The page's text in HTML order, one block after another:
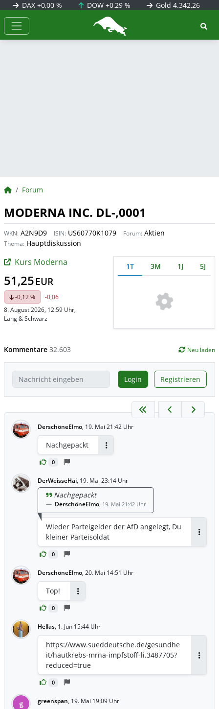
DAX +0,00 % DOW+0,29 % Gold 4.342,26
BörsenNEWS.de
BörsenNEWS.de
Forum
MODERNA INC. DL-,0001
WKN: A2N9D9 ISIN: US60770K1079 Forum: Aktien
Thema: Hauptdiskussion
Kurs Moderna
51,25EUR
-0,12 %
-0,06
8. August 2026, 12:59 Uhr,
Lang & Schwarz
1T 3M 1J 5J
Kommentare 32.603 Neu laden
Login Registrieren
DerschöneElmo, 19. Mai 21:42 Uhr
0
Nachgepackt
DerWeisseHai, 19. Mai 23:14 Uhr
0
Nachgepackt
DerschöneElmo, 19. Mai 21:42 Uhr
Wieder Parteigelder der AfD angelegt, Du
kleiner Parteisoldat
DerschöneElmo, 20. Mai 14:51 Uhr
0
Top!
Hellas, 1. Jun 15:44 Uhr
0
https://www.sueddeutsche.de/gesundhe
it/hautkrebs-mrna-impfstoff-li.3487705?
reduced=true
g greenspan, 19. Mai 19:09 Uhr